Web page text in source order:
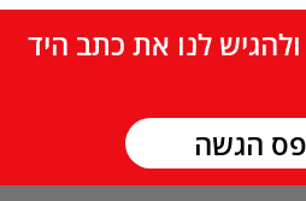
לנו את כתב היד
הגשה